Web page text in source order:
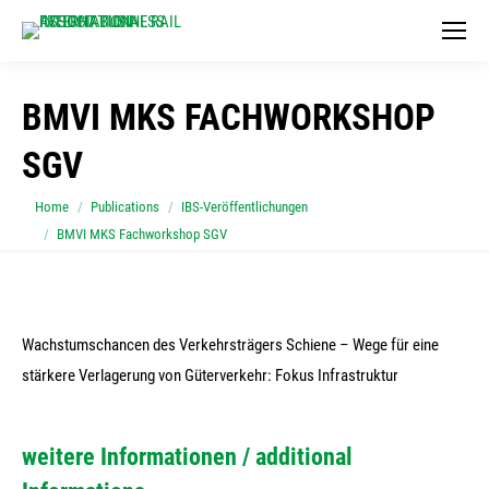
BMVI MKS FACHWORKSHOP
SGV
You are here:
Home Publications
IBS-Veröffentlichungen
BMVI MKS Fachworkshop SGV
Wachstumschancen des Verkehrsträgers Schiene – Wege für eine
stärkere Verlagerung von Güterverkehr: Fokus Infrastruktur
weitere Informationen / additional